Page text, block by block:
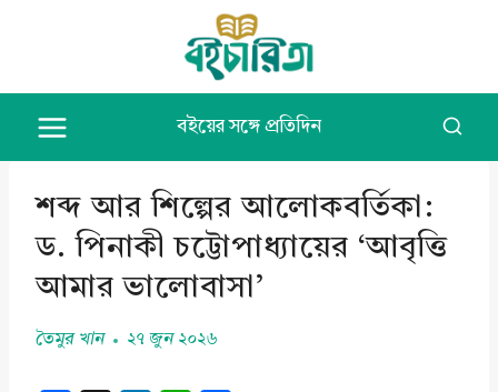
content
বইয়ের সঙ্গে প্রতিদিন
শব্দ আর শিল্পের আলোকবর্তিকা:
ড. পিনাকী চট্টোপাধ্যায়ের ‘আবৃত্তি
আমার ভালোবাসা’
তৈমুর খান ২৭ জুন ২০২৬